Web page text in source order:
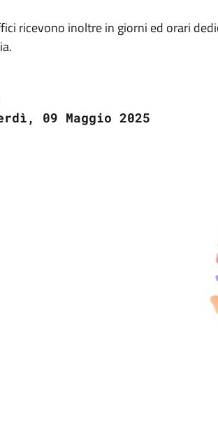
ricevono inoltre in giorni ed orari
09 Maggio 2025